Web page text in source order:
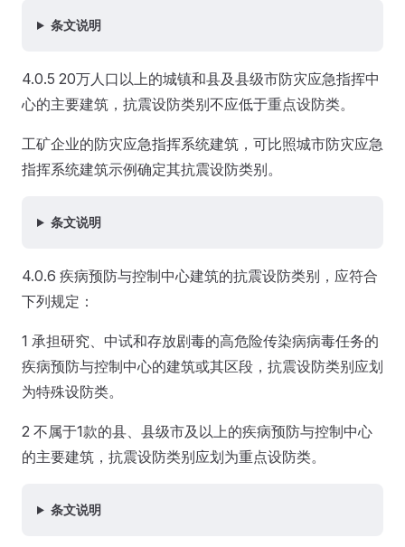
条文说明
4.0.5 20万人口以上的城镇和县及县级市防灾应急指挥中
心的主要建筑，抗震设防类别不应低于重点设防类。
工矿企业的防灾应急指挥系统建筑，可比照城市防灾应急
指挥系统建筑示例确定其抗震设防类别。
条文说明
4.0.6 疾病预防与控制中心建筑的抗震设防类别，应符合
下列规定：
1 承担研究、中试和存放剧毒的高危险传染病病毒任务的
疾病预防与控制中心的建筑或其区段，抗震设防类别应划
为特殊设防类。
2 不属于1款的县、县级市及以上的疾病预防与控制中心
的主要建筑，抗震设防类别应划为重点设防类。
条文说明